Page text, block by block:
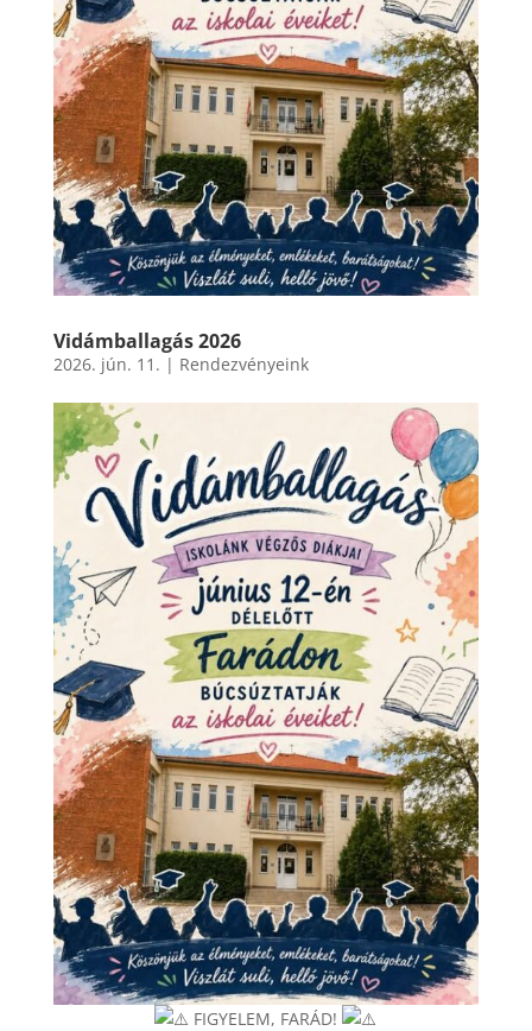
Vidámballagás 2026
2026. jún. 11. | Rendezvényeink
FIGYELEM, FARÁD!